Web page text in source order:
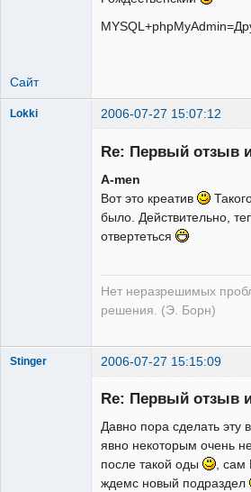
Сайт
Lokki 2006-07-27 15:07:12
Re: Первый отзыв
A-men
Вот это креатив
было. Действительно,
отвертеться
Нет неразрешимых
решения. (Э. Борн)
Stinger 2006-07-27 15:15:09
Re: Первый отзыв
Давно пора сделать эту
явно некоторым очень
после такой оды
, сам
ждемс новый подраздел